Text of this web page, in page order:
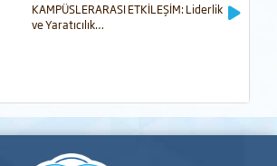
KAMPÜSLERARASI ETKİLEŞİM: Liderlik
ve Yaratıcılık…